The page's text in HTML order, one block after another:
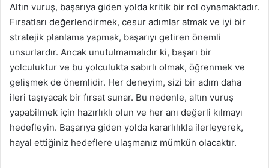
Altın vuruş, başarıya giden yolda kritik bir rol oynamaktadır.
Fırsatları değerlendirmek, cesur adımlar atmak ve iyi bir
stratejik planlama yapmak, başarıyı getiren önemli
unsurlardır. Ancak unutulmamalıdır ki, başarı bir
yolculuktur ve bu yolculukta sabırlı olmak, öğrenmek ve
gelişmek de önemlidir. Her deneyim, sizi bir adım daha
ileri taşıyacak bir fırsat sunar. Bu nedenle, altın vuruş
yapabilmek için hazırlıklı olun ve her anı değerli kılmayı
hedefleyin. Başarıya giden yolda kararlılıkla ilerleyerek,
hayal ettiğiniz hedeflere ulaşmanız mümkün olacaktır.